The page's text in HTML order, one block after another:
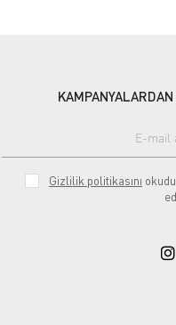
Gizlilik politikasını